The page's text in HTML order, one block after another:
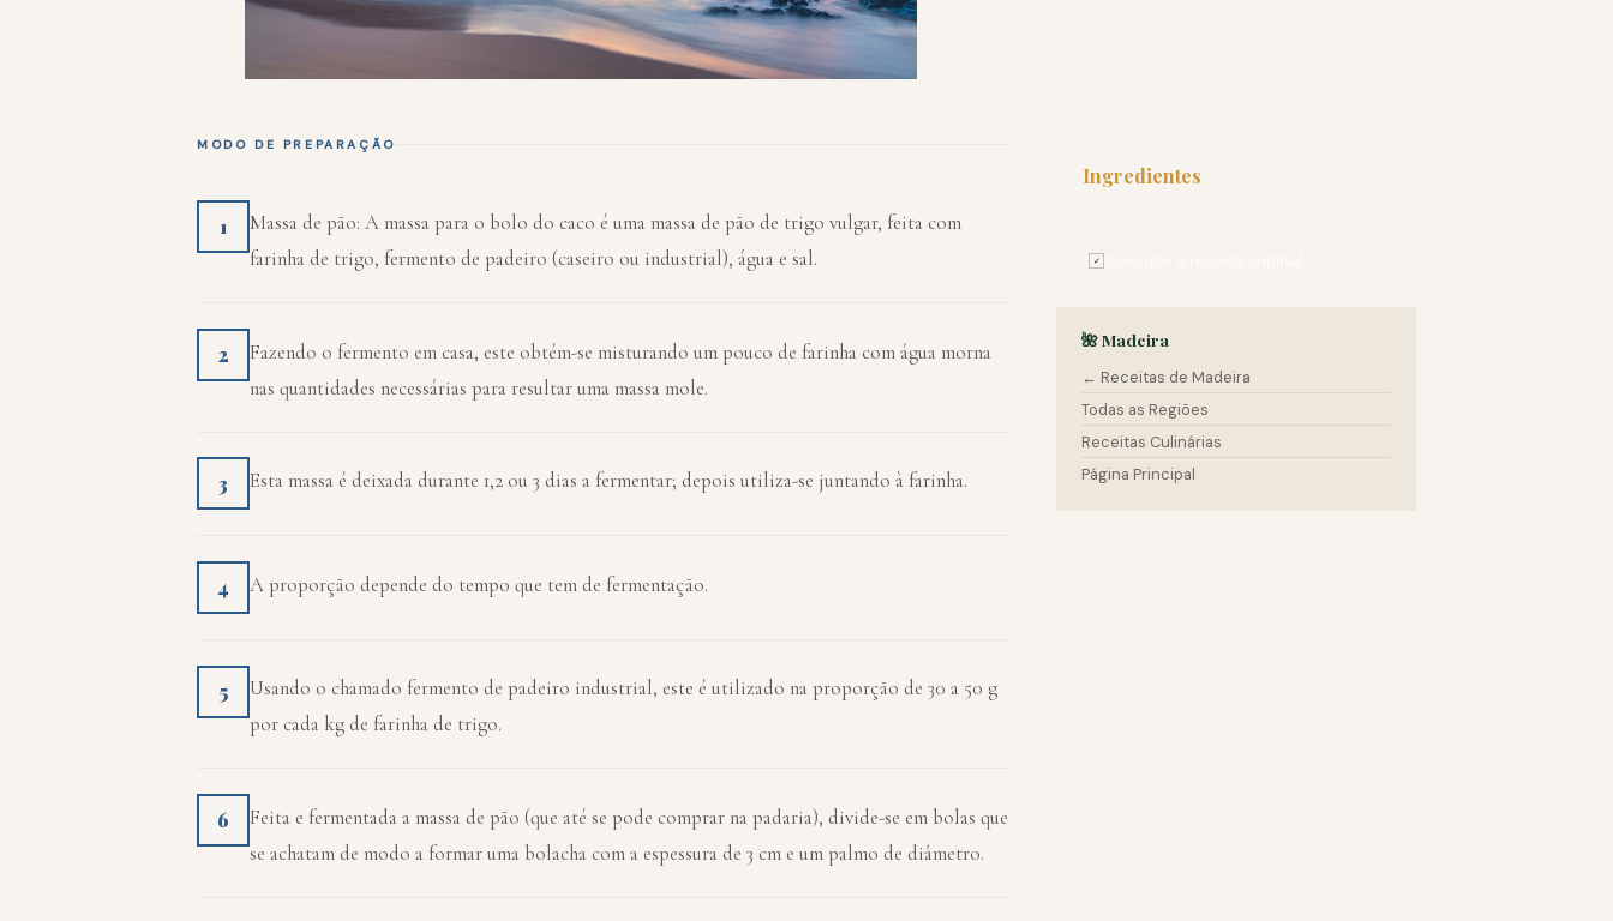
MODO DE PREPARAÇÃO
1
Massa de pão: A massa para o bolo do caco é uma massa de pão de trigo vulgar, feita com
farinha de trigo, fermento de padeiro (caseiro ou industrial), água e sal.
2
Fazendo o fermento em casa, este obtém-se misturando um pouco de farinha com água morna
nas quantidades necessárias para resultar uma massa mole.
3 Esta massa é deixada durante 1,2 ou 3 dias a fermentar; depois utiliza-se juntando à farinha.
4 A proporção depende do tempo que tem de fermentação.
5
Usando o chamado fermento de padeiro industrial, este é utilizado na proporção de 30 a 50 g
por cada kg de farinha de trigo.
6
Feita e fermentada a massa de pão (que até se pode comprar na padaria), divide-se em bolas que
se achatam de modo a formar uma bolacha com a espessura de 3 cm e um palmo de diâmetro.
Ingredientes
✓
🌺 Madeira
← Receitas de Madeira
Todas as Regiões
Receitas Culinárias
Página Principal